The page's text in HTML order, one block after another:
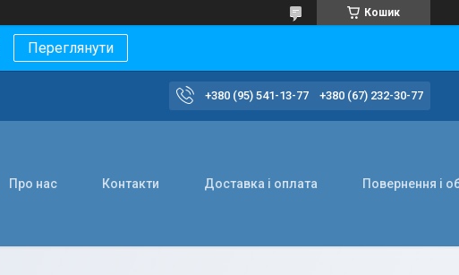
Кошик
Переглянути
+380 (95) 541-13-77 +380 (67) 232-30-77
Про нас Контакти Доставка і оплата Повернення і